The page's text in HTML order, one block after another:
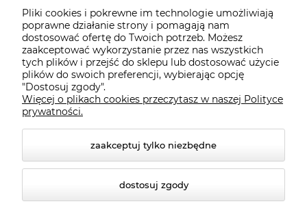
Wszystkie te odmiany soczewicy są pełne białka,
błonnika i innych ważnych składników odżywczych, co
czyni je zdrowym i wszechstronną składową posiłku.
Wybór między nimi często zależy od preferencji
osobistych i dania, które chcesz przygotować.
Porównanie soczewicy z innymi
roślinami strączkowymi
Porównanie soczewicy z innymi roślinami
strączkowymi, takimi jak fasola, groch czy ciecierzyca,
zależy od kontekstu i konkretnych potrzeb
Pliki cookies i pokrewne im technologie umożliwiają
poprawne działanie strony i pomagają nam
dostosować ofertę do Twoich potrzeb. Możesz
zaakceptować wykorzystanie przez nas wszystkich
tych plików i przejść do sklepu lub dostosować użycie
plików do swoich preferencji, wybierając opcję
"Dostosuj zgody".
Więcej o plikach cookies przeczytasz w naszej Polityce
prywatności.
zaakceptuj tylko niezbędne
dostosuj zgody